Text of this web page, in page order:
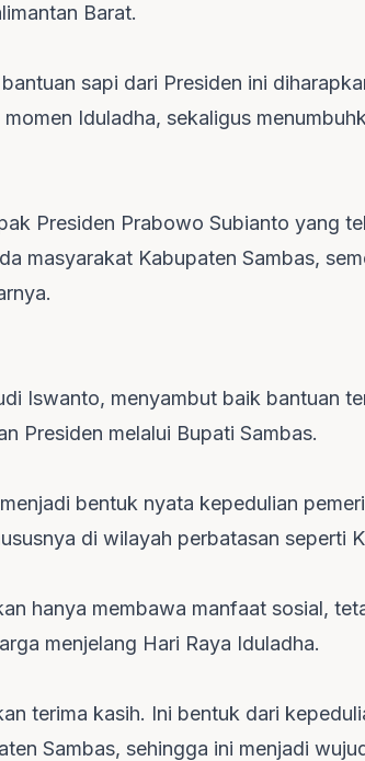
Barat.
sapi dari Presiden ini
Iduladha, sekaligus
Presiden Prabowo Subianto yang
masyarakat Kabupaten Sambas,
Iswanto, menyambut baik bantuan
Presiden melalui Bupati Sambas.
bentuk nyata kepedulian
di wilayah perbatasan seperti
hanya membawa manfaat sosial,
menjelang Hari Raya Iduladha.
terima kasih. Ini bentuk dari
Sambas, sehingga ini menjadi